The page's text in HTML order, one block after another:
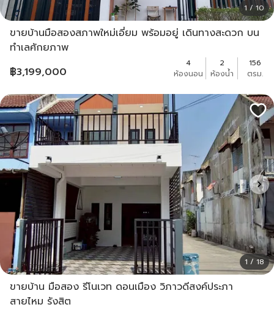
1 / 10
ขายบ้านมือสองสภาพใหม่เอี่ยม พร้อมอยู่ เดินทางสะดวก บน
ทำเลศักยภาพ
฿3,199,000
4
ห้องนอน
2
ห้องน้ำ
156
ตรม.
1 / 18
ขายบ้าน มือสอง รีโนเวท ดอนเมือง วิภาวดีสงค์ประภา
สายไหม รังสิต